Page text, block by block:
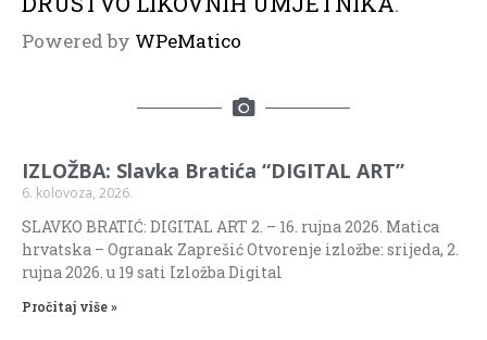
Powered by WPeMatico
IZLOŽBA: Slavka Bratića “DIGITAL ART”
6. kolovoza, 2026.
SLAVKO BRATIĆ: DIGITAL ART 2. – 16. rujna 2026. Matica
hrvatska – Ogranak Zaprešić Otvorenje izložbe: srijeda, 2.
rujna 2026. u 19 sati Izložba Digital
Pročitaj više »